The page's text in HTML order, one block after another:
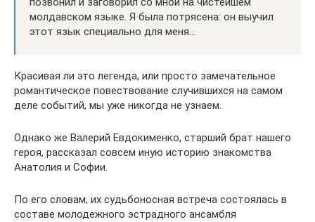
молдавском языке. Я была потрясена: он выучил
этот язык специально для меня…
Красивая ли это легенда, или просто замечательное
романтическое повествование случившихся на самом
деле событий, мы уже никогда не узнаем.
Однако же Валерий Евдокименко, старший брат нашего
героя, рассказал совсем иную историю знакомства
Анатолия и Софии.
По его словам, их судьбоносная встреча состоялась в
составе молодежного эстрадного ансамбля